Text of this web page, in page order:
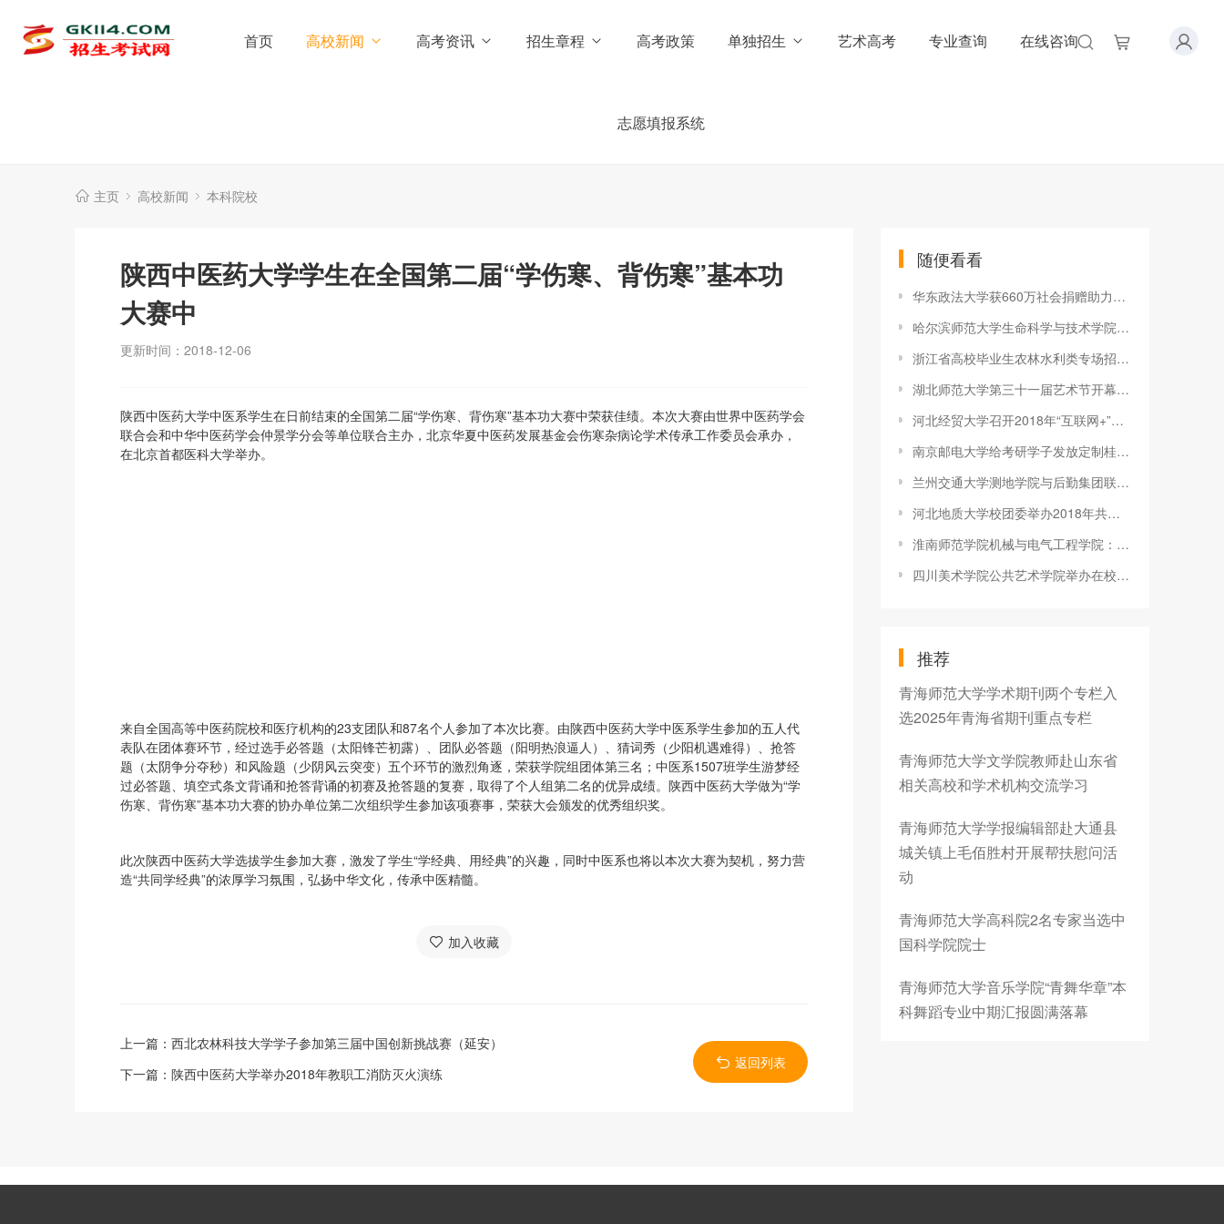
首页 高校新闻 高考资讯 招生章程 高考政策 单独招生 艺术高考 专业查询 在线咨询
志愿填报系统
主页 高校新闻 本科院校
陕西中医药大学学生在全国第二届“学伤寒、背伤寒”基本功
大赛中
更新时间：2018-12-06
陕西中医药大学中医系学生在日前结束的全国第二届“学伤寒、背伤寒”基本功大赛中荣获佳绩。本次大赛由世界中医药学会
联合会和中华中医药学会仲景学分会等单位联合主办，北京华夏中医药发展基金会伤寒杂病论学术传承工作委员会承办，
在北京首都医科大学举办。
来自全国高等中医药院校和医疗机构的23支团队和87名个人参加了本次比赛。由陕西中医药大学中医系学生参加的五人代
表队在团体赛环节，经过选手必答题（太阳锋芒初露）、团队必答题（阳明热浪逼人）、猜词秀（少阳机遇难得）、抢答
题（太阴争分夺秒）和风险题（少阴风云突变）五个环节的激烈角逐，荣获学院组团体第三名；中医系1507班学生游梦经
过必答题、填空式条文背诵和抢答背诵的初赛及抢答题的复赛，取得了个人组第二名的优异成绩。陕西中医药大学做为“学
伤寒、背伤寒”基本功大赛的协办单位第二次组织学生参加该项赛事，荣获大会颁发的优秀组织奖。
此次陕西中医药大学选拔学生参加大赛，激发了学生“学经典、用经典”的兴趣，同时中医系也将以本次大赛为契机，努力营
造“共同学经典”的浓厚学习氛围，弘扬中华文化，传承中医精髓。
加入收藏
上一篇： 西北农林科技大学学子参加第三届中国创新挑战赛（延安）
下一篇： 陕西中医药大学举办2018年教职工消防灭火演练
返回列表
随便看看
华东政法大学获660万社会捐赠助力团学工作开展
哈尔滨师范大学生命科学与技术学院启动“生物科学专业教学技能培
浙江省高校毕业生农林水利类专场招聘会在浙江农林大学举行
湖北师范大学第三十一届艺术节开幕式暨教职工中华经典诵读比赛隆
河北经贸大学召开2018年“互联网+”大学生创新创业大赛总结表彰
南京邮电大学给考研学子发放定制桂花糕
兰州交通大学测地学院与后勤集团联合开展“尽绵薄之力 创和谐校
河北地质大学校团委举办2018年共青团工作“一院一品”展示暨年终
淮南师范学院机械与电气工程学院：第一学生党支部学习全国教育大
四川美术学院公共艺术学院举办在校生优秀创业团队创业就业讲座
推荐
青海师范大学学术期刊两个专栏入
选2025年青海省期刊重点专栏
青海师范大学文学院教师赴山东省
相关高校和学术机构交流学习
青海师范大学学报编辑部赴大通县
城关镇上毛佰胜村开展帮扶慰问活
动
青海师范大学高科院2名专家当选中
国科学院院士
青海师范大学音乐学院“青舞华章”本
科舞蹈专业中期汇报圆满落幕